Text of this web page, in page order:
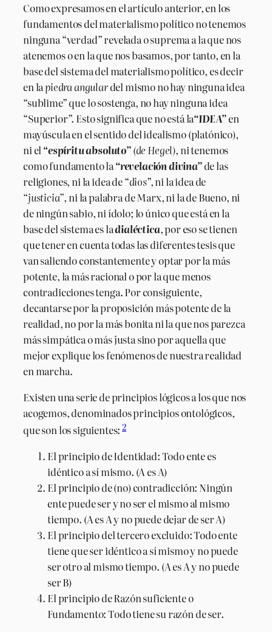
Como expresamos en el artículo anterior, en los
fundamentos del materialismo político no tenemos
ninguna “verdad” revelada o suprema a la que nos
atenemos o en la que nos basamos, por tanto, en la
base del sistema del materialismo político, es decir
en lapiedra angulardel mismo no hay ninguna idea
“sublime” que lo sostenga, no hay ninguna idea
“Superior”. Esto significa que no está la“IDEA”en
mayúscula en el sentido del idealismo (platónico),
ni el“espíritu absoluto”(de Hegel), ni tenemos
como fundamento la“revelación divina”de las
religiones, ni la idea de “dios”, ni la idea de
“justicia”, ni la palabra de Marx, ni la de Bueno, ni
de ningún sabio, ni ídolo; lo único que está en la
base del sistema es ladialéctica, por eso se tienen
que tener en cuenta todas las diferentes tesis que
van saliendo constantemente y optar por la más
potente, la más racional o por la que menos
contradicciones tenga. Por consiguiente,
decantarse por la proposición más potente de la
realidad, no por la más bonita ni la que nos parezca
más simpática o más justa sino por aquella que
mejor explique los fenómenos de nuestra realidad
en marcha.
Existen una serie de principios lógicos a los que nos
acogemos, denominados principios ontológicos,
que son los siguientes:2
El principio de Identidad: Todo ente es
idéntico a sí mismo. (A es A)
El principio de (no) contradicción: Ningún
ente puede ser y no ser el mismo al mismo
tiempo. (A es A y no puede dejar de ser A)
El principio del tercero excluido: Todo ente
tiene que ser idéntico a sí mismo y no puede
ser otro al mismo tiempo. (A es A y no puede
ser B)
El principio de Razón suficiente o
Fundamento: Todo tiene su razón de ser.